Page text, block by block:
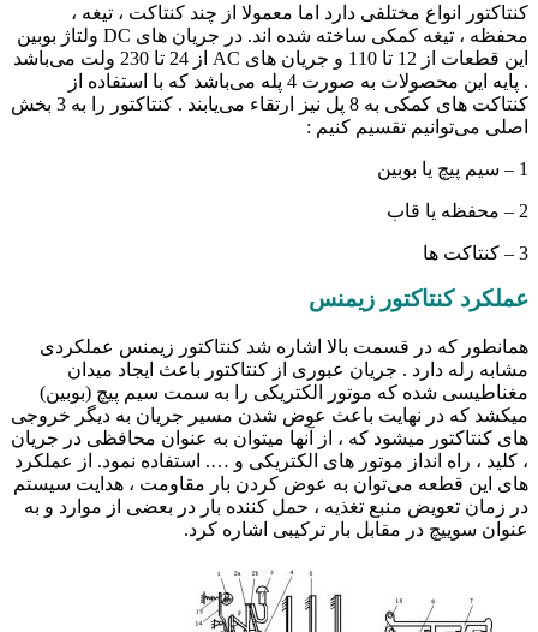
کنتاکتور انواع مختلفی دارد اما معمولا از چند کنتاکت ، تیغه ،
محفظه ، تیغه کمکی ساخته شده اند. در جریان های DC ولتاژ بوبین
این قطعات از 12 تا 110 و جریان های AC از 24 تا 230 ولت می‌باشد
. پایه این محصولات به صورت 4 پله می‌باشد که با استفاده از
کنتاکت های کمکی به 8 پل نیز ارتقاء می‌یابند . کنتاکتور را به 3 بخش
اصلی می‌توانیم تقسیم کنیم :
1 – سیم پیچ یا بوبین
2 – محفظه یا قاب
3 – کنتاکت ها
عملکرد کنتاکتور زیمنس
همانطور که در قسمت بالا اشاره شد کنتاکتور زیمنس عملکردی
مشابه رله دارد . جریان عبوری از کنتاکتور باعث ایجاد میدان
مغناطیسی شده که موتور الکتریکی را به سمت سیم پیچ (بوبین)
میکشد که در نهایت باعث عوض شدن مسیر جریان به دیگر خروجی
های کنتاکتور میشود که ، از آنها میتوان به عنوان محافظی در جریان
، کلید ، راه انداز موتور های الکتریکی و …. استفاده نمود. از عملکرد
های این قطعه می‌توان به عوض کردن بار مقاومت ، هدایت سیستم
در زمان تعویض منبع تغذیه ، حمل کننده بار در بعضی از موارد و به
عنوان سوییچ در مقابل بار ترکیبی اشاره کرد.